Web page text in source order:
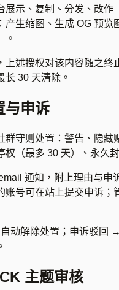
展示、复制、分发、改作
产生缩图、生成 OG 预览
。
上述授权对该内容随之终
长 30 天清除。
与申诉
群守则处置：警告、隐藏
权（最多 30 天）、永久封
通知，附上理由与申
账号可在站上提交申诉；
动解除处置；申诉驳回
主题审核